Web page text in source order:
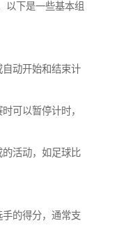
以下是一些基本组
动开始和结束计
可以暂停计时，
活动，如足球比
的得分，通常支